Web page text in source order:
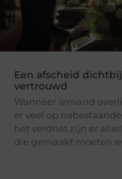
Een afscheid
vertrouwd
Wanneer iemand
er veel op
het verdriet zijn er
die gemaakt moeten